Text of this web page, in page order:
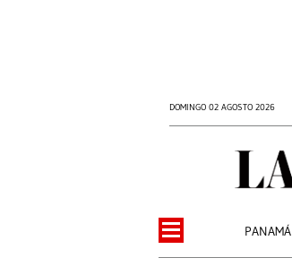
DOMINGO 02 AGOSTO 2026
PANAMÁ